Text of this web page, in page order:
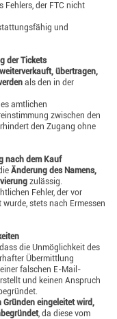
Fehlers, der FTC nicht
und
der Tickets
weiterverkauft, übertragen,
als den in der
amtlichen
zwischen den
den Zugang ohne
nach dem Kauf
Änderung des Namens,
zulässig.
Fehler, der vor
stets nach Ermessen
die Unmöglichkeit des
Übermittlung
falschen E-Mail-
und keinen Anspruch
Gründen eingeleitet wird,
, da diese vom